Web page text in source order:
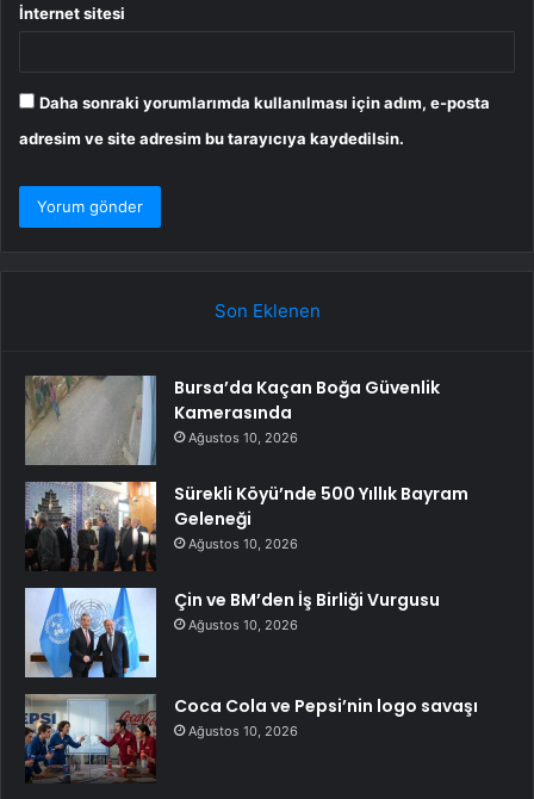
İnternet sitesi
Daha sonraki yorumlarımda kullanılması için adım, e-posta
adresim ve site adresim bu tarayıcıya kaydedilsin.
Son Eklenen
Bursa’da Kaçan Boğa Güvenlik
Kamerasında
Ağustos 10, 2026
Sürekli Köyü’nde 500 Yıllık Bayram
Geleneği
Ağustos 10, 2026
Çin ve BM’den İş Birliği Vurgusu
Ağustos 10, 2026
Coca Cola ve Pepsi’nin logo savaşı
Ağustos 10, 2026